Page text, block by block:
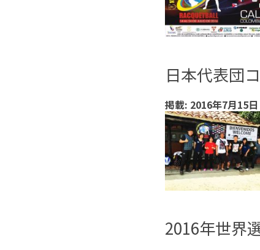
日本代表団
掲載: 2016年7月15日
2016年世界